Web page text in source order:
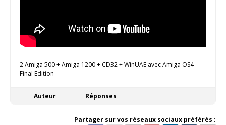
2 Amiga 500 + Amiga 1200 + CD32 + WinUAE avec Amiga OS4
Final Edition
Auteur Réponses
Partager sur vos réseaux sociaux préférés :